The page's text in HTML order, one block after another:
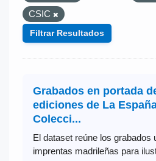
CSIC
Filtrar Resultados
Grabados en portada
ediciones de La
Colecci...
El dataset reúne los grabados
imprentas madrileñas para